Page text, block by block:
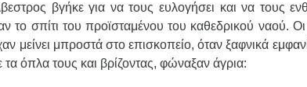
βγήκε για να τους ευλογήσει και να τους
το σπίτι του προϊσταμένου του καθεδρικού ναού.
μείνει μπροστά στο επισκοπείο, όταν ξαφνικά
όπλα τους και βρίζοντας, φώναξαν άγρια: